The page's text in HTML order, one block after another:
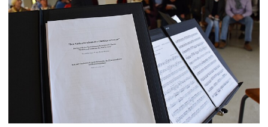
SERVICE
Deutsch Zurück
Deutsch
Gebärdensprache